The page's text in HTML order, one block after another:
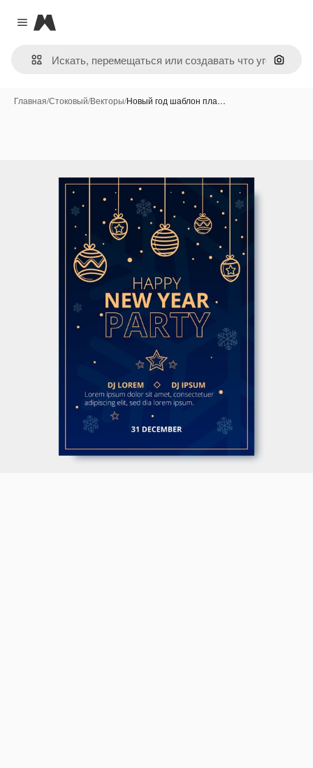
Close menu
Magnific
Поиск
Главная/Стоковый/Векторы/Новый год шаблон пла…